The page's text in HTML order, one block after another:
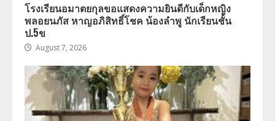
โรงเรียนอมาตยกุลขอแสดงความยินดีกับเด็กหญิง
พลอยนภัส หาญอภิสิทธิ์โชค น้องลำพู นักเรียนชั้น
ป.5ข
August 7, 2026